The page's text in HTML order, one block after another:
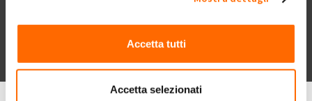
Accetta tutti
Accetta selezionati
Chi siamo Contatti
Privacy policy
Dichiarazione di accessibilità